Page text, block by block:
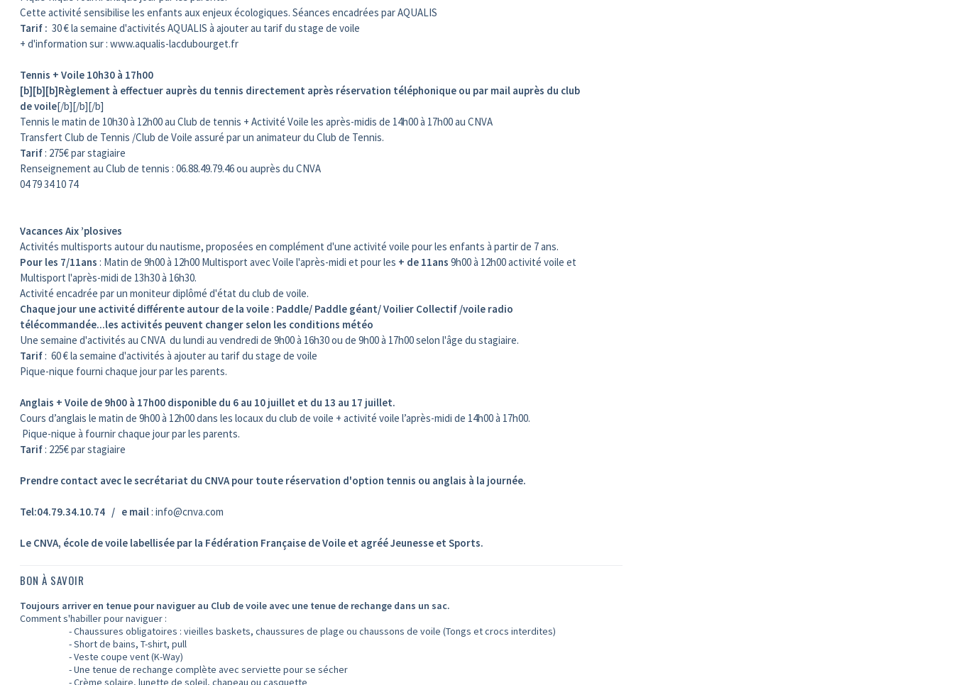
Cette activité sensibilise les enfants aux enjeux écologiques. Séances encadrées par AQUALIS
Tarif : 30 € la semaine d'activités AQUALIS à ajouter au tarif du stage de voile
+ d'information sur : www.aqualis-lacdubourget.fr
Tennis + Voile 10h30 à 17h00
[b][b][b]Règlement à effectuer auprès du tennis directement après réservation téléphonique ou par mail auprès du club
de voile[/b][/b][/b]
Tennis le matin de 10h30 à 12h00 au Club de tennis + Activité Voile les après-midis de 14h00 à 17h00 au CNVA
Transfert Club de Tennis /Club de Voile assuré par un animateur du Club de Tennis.
Tarif : 275€ par stagiaire
Renseignement au Club de tennis : 06.88.49.79.46 ou auprès du CNVA
04 79 34 10 74
Vacances Aix ’plosives
Activités multisports autour du nautisme, proposées en complément d'une activité voile pour les enfants à partir de 7 ans.
Pour les 7/11ans : Matin de 9h00 à 12h00 Multisport avec Voile l'après-midi et pour les + de 11ans 9h00 à 12h00 activité voile et
Multisport l'après-midi de 13h30 à 16h30.
Activité encadrée par un moniteur diplômé d'état du club de voile.
Chaque jour une activité différente autour de la voile : Paddle/ Paddle géant/ Voilier Collectif /voile radio
télécommandée...les activités peuvent changer selon les conditions météo
Une semaine d'activités au CNVA du lundi au vendredi de 9h00 à 16h30 ou de 9h00 à 17h00 selon l'âge du stagiaire.
Tarif : 60 € la semaine d'activités à ajouter au tarif du stage de voile
Pique-nique fourni chaque jour par les parents.
Anglais + Voile de 9h00 à 17h00 disponible du 6 au 10 juillet et du 13 au 17 juillet.
Cours d’anglais le matin de 9h00 à 12h00 dans les locaux du club de voile + activité voile l’après-midi de 14h00 à 17h00.
Pique-nique à fournir chaque jour par les parents.
Tarif : 225€ par stagiaire
Prendre contact avec le secrétariat du CNVA pour toute réservation d'option tennis ou anglais à la journée.
Tel:04.79.34.10.74 / e mail : info@cnva.com
Le CNVA, école de voile labellisée par la Fédération Française de Voile et agréé Jeunesse et Sports.
BON À SAVOIR
Toujours arriver en tenue pour naviguer au Club de voile avec une tenue de rechange dans un sac.
Comment s'habiller pour naviguer :
- Chaussures obligatoires : vieilles baskets, chaussures de plage ou chaussons de voile (Tongs et crocs interdites)
- Short de bains, T-shirt, pull
- Veste coupe vent (K-Way)
- Une tenue de rechange complète avec serviette pour se sécher
- Crème solaire, lunette de soleil, chapeau ou casquette